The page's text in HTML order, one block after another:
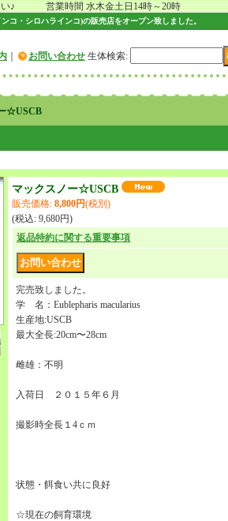
♪ 営業時間 水木金土日14時～20時
コ・シロハラインコ)の販売店をオープン致しました。
お問い合わせ 生体検索:
☆USCB
マックスノー☆USCB
販売価格: 8,800円(税別)
(税込: 9,680円)
返品特約に関する重要事項
完売致しました。
学 名：Eublepharis macularius
生産地:USCB
最大全長:20cm〜28cm
雌雄：不明
入荷日 ２０１５年６月
撮影時全長１4ｃｍ
状態・餌食い共に良好
☆現在の飼育環境